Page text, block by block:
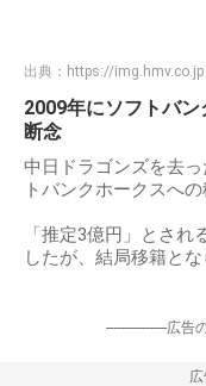
出典： https://img.hmv.co.jp
2009年にソフトバ
断念
中日ドラゴンズを去
トバンクホークスへ
「推定3億円」とさ
したが、結局移籍と
-----------------広